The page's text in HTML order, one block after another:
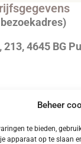
Beheer
te bieden,
apparaat op te slaan
4645 BG